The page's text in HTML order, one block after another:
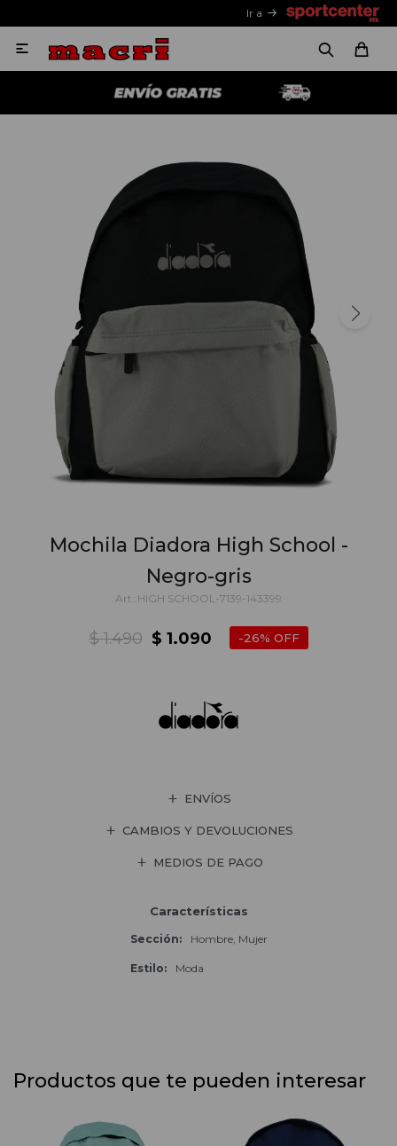
Ir a

Mochila Diadora High School -
Negro-gris
HIGH SCHOOL-7139-143399
$ 1.090
$ 1.490 26
ENVÍOS
CAMBIOS Y DEVOLUCIONES
MEDIOS DE PAGO
Características
Sección Hombre, Mujer
Estilo Moda
Productos que te pueden interesar